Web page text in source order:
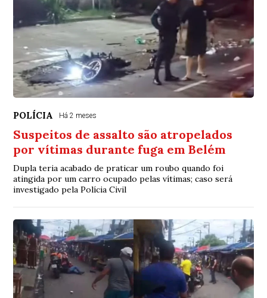
POLÍCIA Há 2 meses
Suspeitos de assalto são atropelados
por vítimas durante fuga em Belém
Dupla teria acabado de praticar um roubo quando foi
atingida por um carro ocupado pelas vítimas; caso será
investigado pela Polícia Civil